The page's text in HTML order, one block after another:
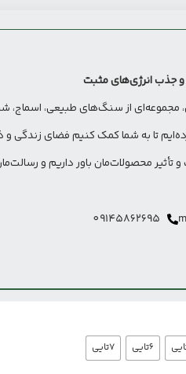
6تایی
7تایی
و جذب انرژی‌های مثبت
مجموعه‌ای از سنگ‌های طبیعی،
تا به شما کمک کنیم فضای زندگی و
تأثیر محصولات‌مان باور داریم و
09145862695
امام، تقاطع کوی بنفشه با طالقانی،